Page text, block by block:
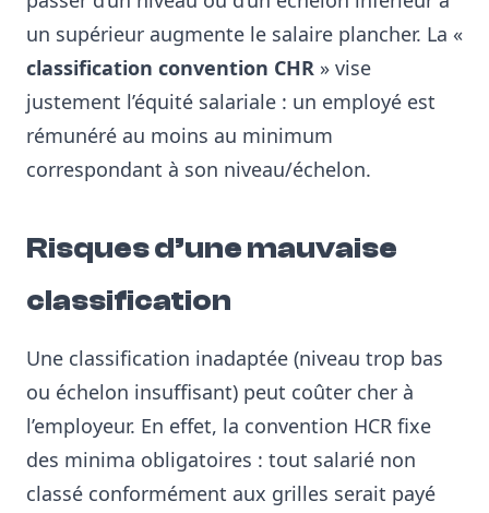
un supérieur augmente le salaire plancher. La «
classification convention CHR » vise
justement l’équité salariale : un employé est
rémunéré au moins au minimum
correspondant à son niveau/échelon.
Risques d’une mauvaise
classification
Une classification inadaptée (niveau trop bas
ou échelon insuffisant) peut coûter cher à
l’employeur. En effet, la convention HCR fixe
des minima obligatoires : tout salarié non
classé conformément aux grilles serait payé